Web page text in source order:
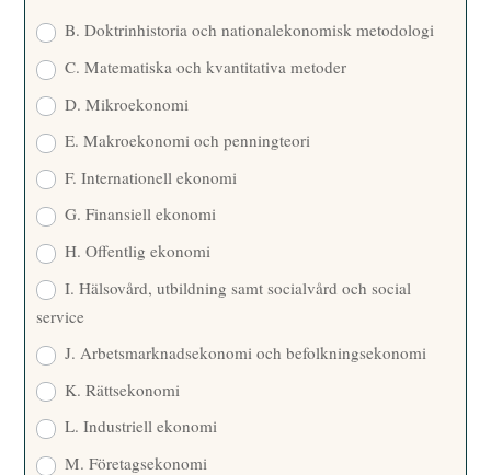
B. Doktrinhistoria och nationalekonomisk metodologi
C. Matematiska och kvantitativa metoder
D. Mikroekonomi
E. Makroekonomi och penningteori
F. Internationell ekonomi
G. Finansiell ekonomi
H. Offentlig ekonomi
I. Hälsovård, utbildning samt socialvård och social
service
J. Arbetsmarknadsekonomi och befolkningsekonomi
K. Rättsekonomi
L. Industriell ekonomi
M. Företagsekonomi